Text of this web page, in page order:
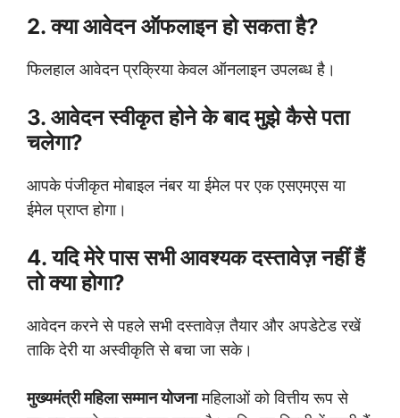
2. क्या आवेदन ऑफलाइन हो सकता है?
फिलहाल आवेदन प्रक्रिया केवल ऑनलाइन उपलब्ध है।
3. आवेदन स्वीकृत होने के बाद मुझे कैसे पता
चलेगा?
आपके पंजीकृत मोबाइल नंबर या ईमेल पर एक एसएमएस या
ईमेल प्राप्त होगा।
4. यदि मेरे पास सभी आवश्यक दस्तावेज़ नहीं हैं
तो क्या होगा?
आवेदन करने से पहले सभी दस्तावेज़ तैयार और अपडेटेड रखें
ताकि देरी या अस्वीकृति से बचा जा सके।
मुख्यमंत्री महिला सम्मान योजनामहिलाओं को वित्तीय रूप से